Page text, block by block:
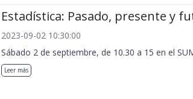
Estadística: Pasado, presente y
2023-09-02 10:30:00
Sábado 2 de septiembre, de 10.30 a 15 en el
Leer más